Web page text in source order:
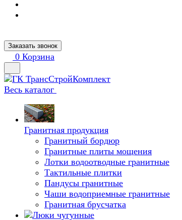
Заказать звонок
0 Корзина
Весь каталог
Гранитная продукция
Гранитный бордюр
Гранитные плиты мощения
Лотки водоотводные гранитные
Тактильные плитки
Пандусы гранитные
Чаши водоприемные гранитные
Гранитная брусчатка